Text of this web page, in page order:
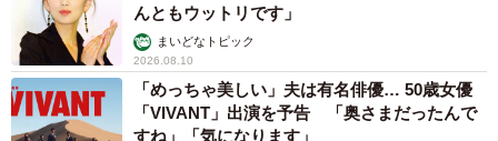
んともウットリです」
まいどなトピック
2026.08.10
「めっちゃ美しい」夫は有名俳優… 50歳女優
「VIVANT」出演を予告 「奥さまだったんで
すね」「気になります」